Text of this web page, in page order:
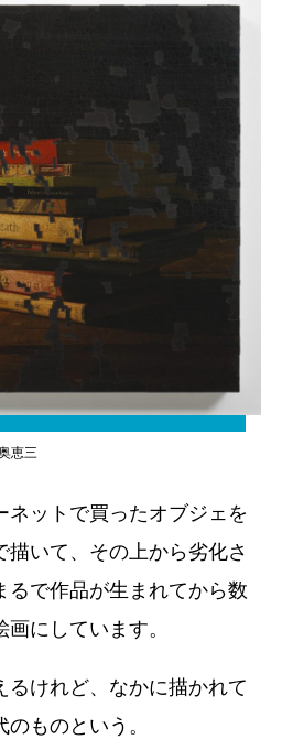
恵三
ネットで買ったオブジェを
描いて、その上から劣化さ
るで作品が生まれてから数
にしています。
るけれど、なかに描かれて
ものという。